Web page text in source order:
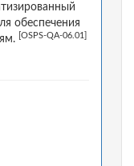
обеспечения
[OSPS-QA-06.01]